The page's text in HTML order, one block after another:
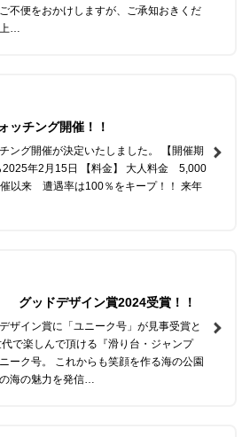
ショップ
不便をおかけしますが、ご承知おきくだ
上…
チング開催！！
グ開催が決定いたしました。 【開催期
2025年2月15日 【料金】 大人料金 5,000
以来 遭遇率は100％をキープ！！ 来年
グッドデザイン賞2024受賞！！
ザイン賞に「ユニーク号」が見事受賞と
で楽しんで頂ける『滑り台・ジャンプ
ーク号。 これからも笑顔を作る海の公園
の海の魅力を発信…